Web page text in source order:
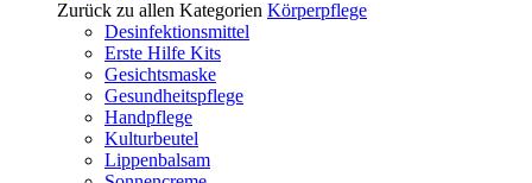
Zurück zu allen Kategorien Körperpflege
Desinfektionsmittel
Erste Hilfe Kits
Gesichtsmaske
Gesundheitspflege
Handpflege
Kulturbeutel
Lippenbalsam